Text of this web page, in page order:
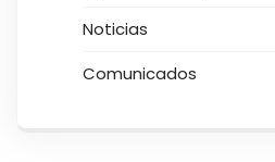
Noticias
Comunicados